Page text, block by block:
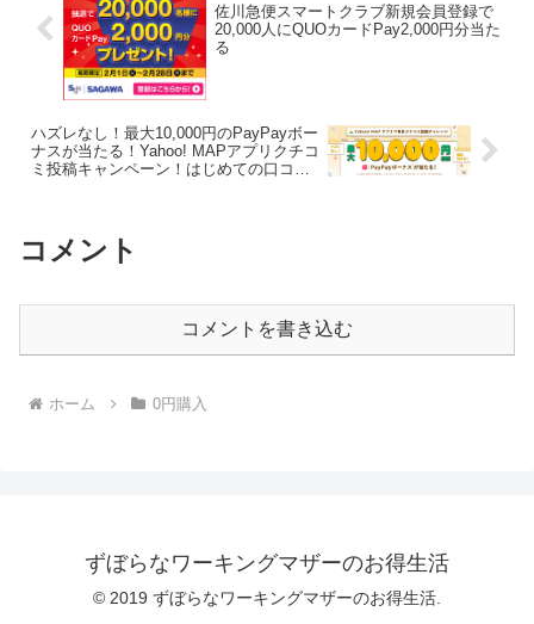
佐川急便スマートクラブ新規会員登録で
20,000人にQUOカードPay2,000円分当た
る
ハズレなし！最大10,000円のPayPayボー
ナスが当たる！Yahoo! MAPアプリクチコ
ミ投稿キャンペーン！はじめての口コミ
コメント
コメントを書き込む
ホーム 0円購入
ずぼらなワーキングマザーのお得生活
© 2019 ずぼらなワーキングマザーのお得生活.